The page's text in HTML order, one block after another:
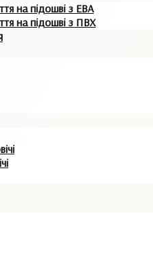
на підошві з ЕВА
на підошві з ПВХ